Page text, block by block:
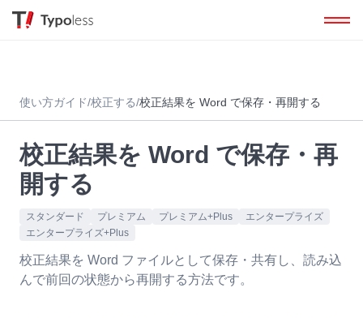
使い方ガイド/校正する/校正結果を Word で保存・再開する
校正結果を Word で保存・再
開する
スタンダード プレミアム プレミアム+Plus
エンタープライズ
エンタープライズ+Plus
校正結果を Word ファイルとして保存・共有し、読み込
んで前回の状態から再開する方法です。